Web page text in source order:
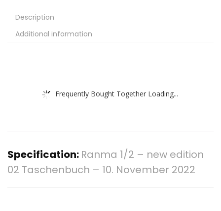
Description
Additional information
Frequently Bought Together Loading...
Specification: Ranma 1/2 – new edition
02 Taschenbuch – 10. November 2022